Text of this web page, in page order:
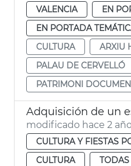
VALENCIA
EN
EN PORTADA
CULTURA
ARXIU
PALAU DE CERVELLÓ
PATRIMONI
Adquisición de un
modificado hace 2
CULTURA Y FIESTAS
CULTURA